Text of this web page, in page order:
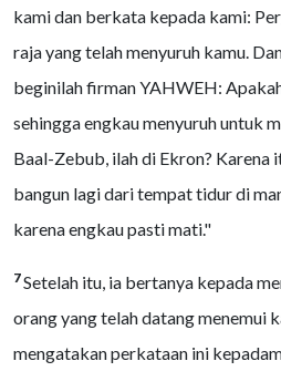
kami dan berkata kepada kami:
raja yang telah menyuruh kamu.
beginilah firman YAHWEH:
sehingga engkau menyuruh untuk
Baal-Zebub, ilah di Ekron? Karena
bangun lagi dari tempat tidur di
karena engkau pasti mati."
7Setelah itu, ia bertanya kepada
orang yang telah datang menemui
mengatakan perkataan ini